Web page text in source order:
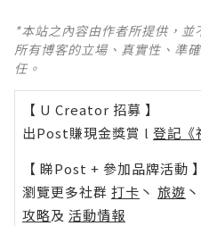
*本站之內容由作者所提供，
所有博客的立場、真實性、準
任。
【 U Creator 招募 】
出Post賺現金獎賞 l 登記《
【 睇Post + 參加品牌活動 】
瀏覽更多社群 打卡 丶 旅遊 丶
攻略及 活動情報